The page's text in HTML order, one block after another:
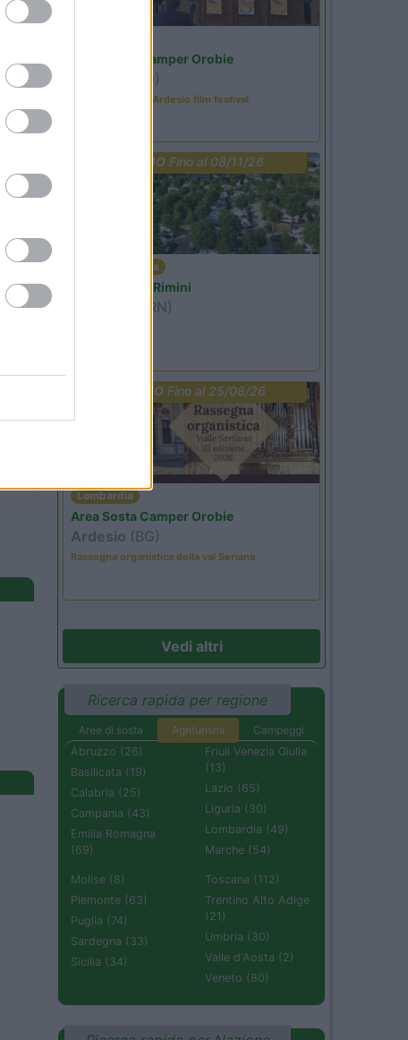
Area Sosta Camper Orobie
(BG)
Sacrae Scenae - Ardesio film festival
PROMO Fino al 08/11/26
Emilia Romagna
Camper Park Rimini
(RN)
PROMO Fino al 25/08/26
Lombardia
Area Sosta Camper Orobie
Ardesio (BG)
Rassegna organistica della val Seriana
Vedi altri
Ricerca rapida per regione
Aree di sosta Agriturismi
Campeggi
Abruzzo (26)
Basilicata (19)
Calabria (25)
Campania (43)
Emilia Romagna
(69)
Friuli Venezia Giulia
(13)
Lazio (65)
Liguria (30)
Lombardia (49)
Marche (54)
Molise (8)
Piemonte (63)
Puglia (74)
Sardegna (33)
Sicilia (34)
Toscana (112)
Trentino Alto Adige
(21)
Umbria (30)
Valle d'Aosta (2)
Veneto (80)